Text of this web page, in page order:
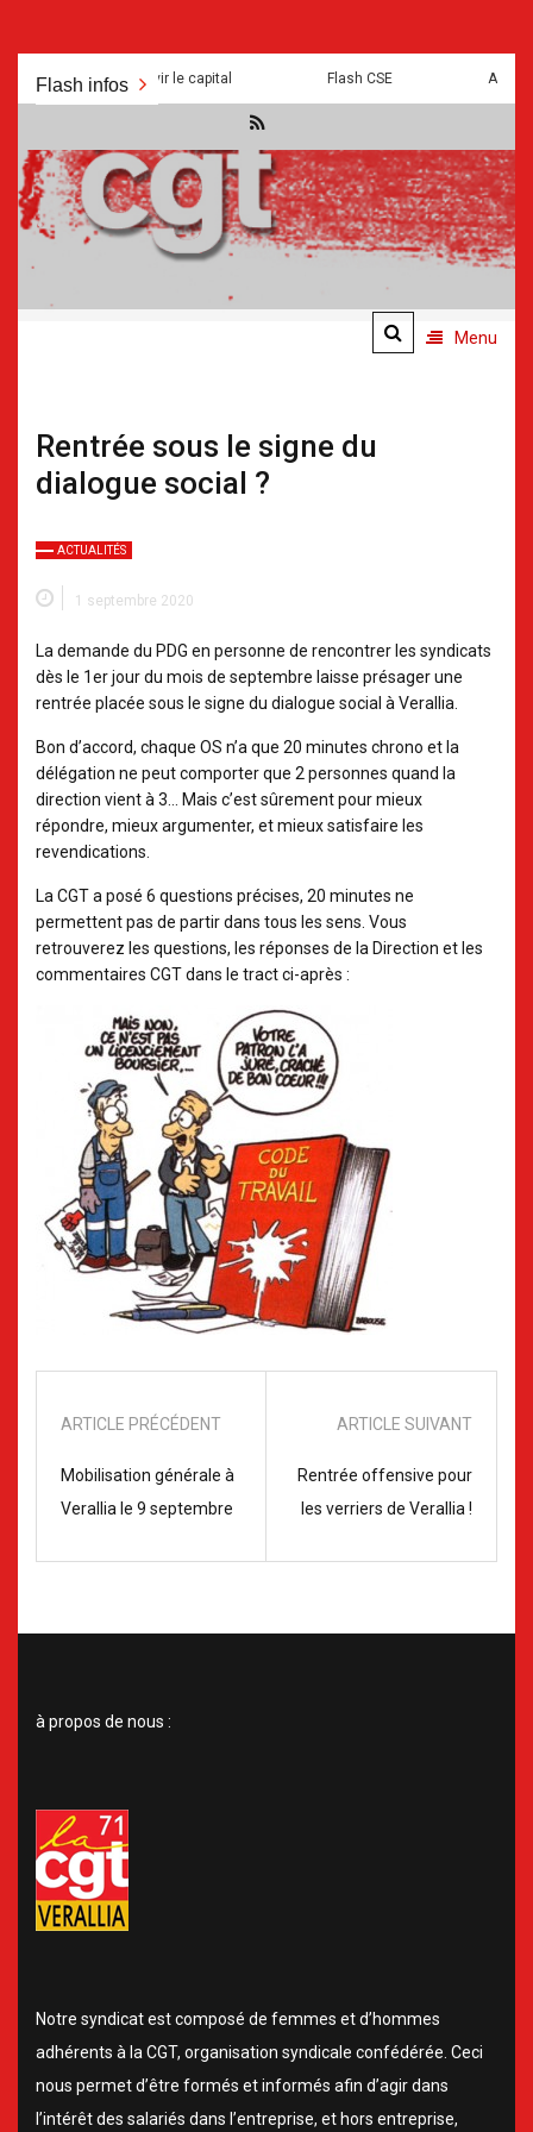
au
Flash infos
a mal pour servir le capital Flash CSE
.
Menu
Rentrée sous le signe du
dialogue social ?
ACTUALITÉS
1 septembre 2020
La demande du PDG en personne de rencontrer les syndicats
dès le 1er jour du mois de septembre laisse présager une
rentrée placée sous le signe du dialogue social à Verallia.
Bon d’accord, chaque OS n’a que 20 minutes chrono et la
délégation ne peut comporter que 2 personnes quand la
direction vient à 3… Mais c’est sûrement pour mieux
répondre, mieux argumenter, et mieux satisfaire les
revendications.
La CGT a posé 6 questions précises, 20 minutes ne
permettent pas de partir dans tous les sens. Vous
retrouverez les questions, les réponses de la Direction et les
commentaires CGT dans le tract ci-après :
ARTICLE PRÉCÉDENT
Mobilisation générale à
Verallia le 9 septembre
ARTICLE SUIVANT
Rentrée offensive pour
les verriers de Verallia !
à propos de nous :
Notre syndicat est composé de femmes et d’hommes
adhérents à la CGT, organisation syndicale confédérée. Ceci
nous permet d’être formés et informés afin d’agir dans
l’intérêt des salariés dans l’entreprise, et hors entreprise,